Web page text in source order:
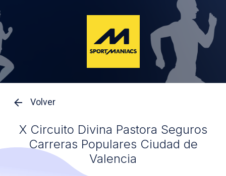
Volver
X Circuito Divina Pastora Seguros
Carreras Populares Ciudad de
Valencia